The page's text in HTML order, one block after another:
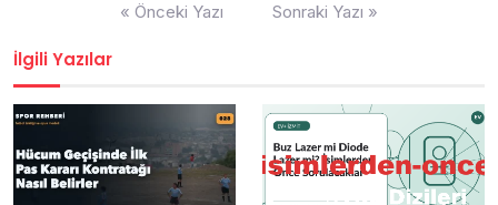
« Önceki Yazı Sonraki Yazı »
İlgili Yazılar